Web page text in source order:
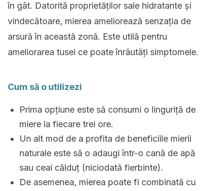
în gât. Datorită proprietăților sale hidratante și
vindecătoare, mierea ameliorează senzația de
arsură în această zonă. Este utilă pentru
ameliorarea tusei ce poate înrăutăți simptomele.
Cum să o utilizezi
Prima opțiune este să consumi o linguriță de
miere la fiecare trei ore.
Un alt mod de a profita de beneficiile mierii
naturale este să o adaugi într-o cană de apă
sau ceai călduț (niciodată fierbinte).
De asemenea, mierea poate fi combinată cu